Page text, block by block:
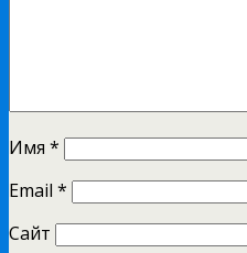
Имя *
Email *
Сайт